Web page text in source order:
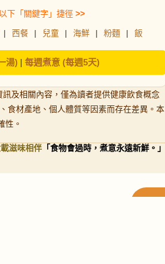
下「關鍵字」捷徑 >>
| 西餐 | 兒童 | 海鮮 | 粉麵 | 飯
湯)| 每週煮意 (每週5天)
及相關內容，僅為讀者提供健康飲食概念
食材產地、個人體質等因素而存在差異。本
性。
滋味相伴 「食物會過時，煮意永遠新鮮。」